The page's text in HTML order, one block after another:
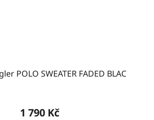
POLO SWEATER FADED BLAC
1 790 Kč